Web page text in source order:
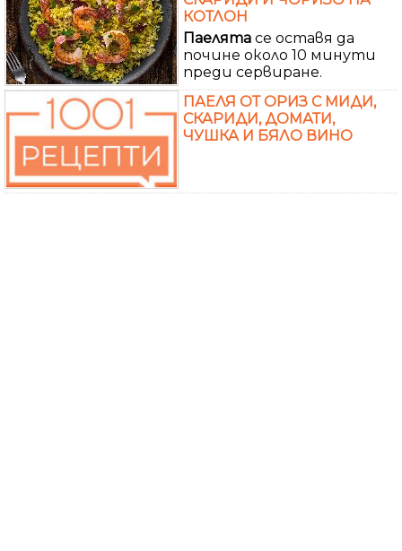
КОТЛОН
Паелята се оставя да
почине около 10 минути
преди сервиране.
ПАЕЛЯ ОТ ОРИЗ С МИДИ,
СКАРИДИ, ДОМАТИ,
ЧУШКА И БЯЛО ВИНО